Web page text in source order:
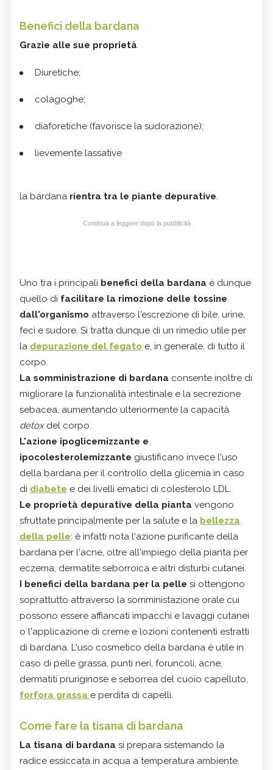
Benefici della bardana
Grazie alle sue proprietà
Diuretiche;
colagoghe;
diaforetiche (favorisce la sudorazione);
lievemente lassative
la bardana rientra tra le piante depurative.
Continua a leggere dopo la pubblicità
Uno tra i principali benefici della bardana è dunque
quello di facilitare la rimozione delle tossine
dall'organismo attraverso l'escrezione di bile, urine,
feci e sudore. Si tratta dunque di un rimedio utile per
la depurazione del fegato e, in generale, di tutto il
corpo.
La somministrazione di bardana consente inoltre di
migliorare la funzionalità intestinale e la secrezione
sebacea, aumentando ulteriormente la capacità
detox del corpo.
L'azione ipoglicemizzante e
ipocolesterolemizzante giustificano invece l'uso
della bardana per il controllo della glicemia in caso
di diabete e dei livelli ematici di colesterolo LDL.
Le proprietà depurative della pianta vengono
sfruttate principalmente per la salute e la bellezza
della pelle: è infatti nota l'azione purificante della
bardana per l'acne, oltre all'impiego della pianta per
eczema, dermatite seborroica e altri disturbi cutanei.
I benefici della bardana per la pelle si ottengono
soprattutto attraverso la somministazione orale cui
possono essere affiancati impacchi e lavaggi cutanei
o l'applicazione di creme e lozioni contenenti estratti
di bardana. L'uso cosmetico della bardana è utile in
caso di pelle grassa, punti neri, foruncoli, acne,
dermatiti pruriginose e seborrea del cuoio capelluto,
forfora grassa e perdita di capelli.
Come fare la tisana di bardana
La tisana di bardana si prepara sistemando la
radice essiccata in acqua a temperatura ambiente.